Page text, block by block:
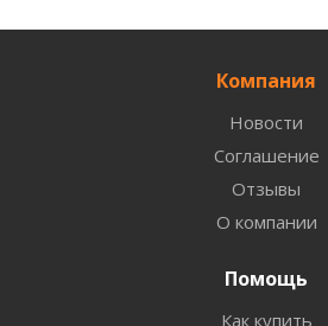
Компания
Новости
Соглашение
Отзывы
О компании
Помощь
Как купить